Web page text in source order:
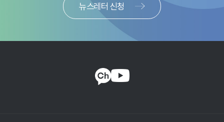
개인 등 민간경제주체들도 전자적 형태의 디지털화폐를 실물화폐와 함께
보유하고 이를 지불수단으로 사용할 수 있게 됨을 의미한다.
아직까지 중앙은행 디지털화폐를 구현하기 위한 실질적인 방안이
지급결제의 중앙집중 혹은 분산 형태에 따라 지급결제 관련 정보의
보관과 관리를 중앙은행 또는 위임받은 은행이 운영하는 단일원장방식
뉴스레터 신청